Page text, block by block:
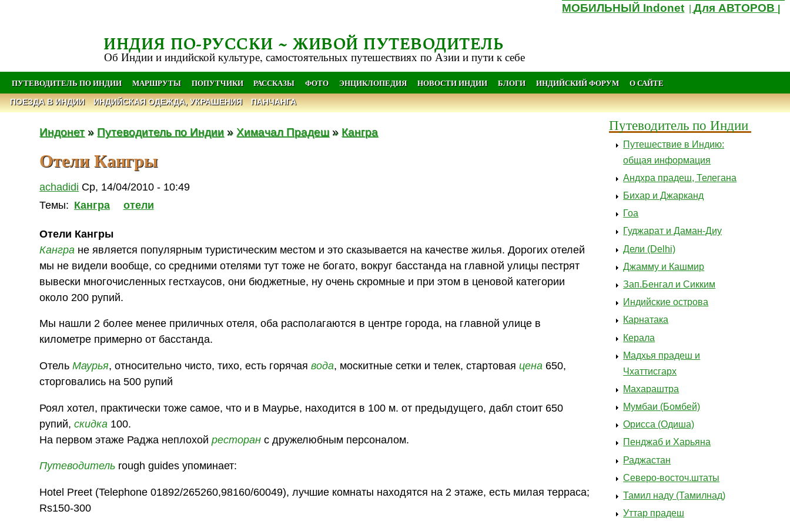
МОБИЛЬНЫЙ Indonet |Для АВТОРОВ
ИНДИЯ ПО-РУССКИ ~ ЖИВОЙ ПУТЕВОДИТЕЛЬ
Об Индии и индийской культуре, самостоятельных путешествиях по Азии и пути к себе
ПУТЕВОДИТЕЛЬ ПО ИНДИИ МАРШРУТЫ ПОПУТЧИКИ РАССКАЗЫ ФОТО ЭНЦИКЛОПЕДИЯ НОВОСТИ ИНДИИ БЛОГИ ИНДИЙСКИЙ ФОРУМ О САЙТЕ
ПОЕЗДА В ИНДИИ ИНДИЙСКАЯ ОДЕЖДА, УКРАШЕНИЯ ПАНЧАНГА
Индонет» Путеводитель по Индии » Химачал Прадеш » Кангра
Отели Кангры
achadidi Ср, 14/04/2010 - 10:49
Темы: Кангра отели
Отели Кангры
Кангра не является популярным туристическим местом и это сказывается на качестве жилья. Дорогих отелей
мы не видели вообще, со средними отелями тут тоже не богато, вокруг басстанда на главной улицы пестрят
вывески многочисленных гестхаусов, они бюджетные, ну очень скромные и при этом в ценовой категории
около 200 рупий.
Мы нашли 2 более менее приличных отеля, оба располагаются в центре города, на главной улице в
километре примерно от басстанда.
ОтельМаурья, относительно чисто, тихо, есть горячаявода, москитные сетки и телек, стартоваяцена 650,
сторговались на 500 рупий
Роял хотел, практически тоже самое, что и в Маурье, находится в 100 м. от предыдущего, дабл стоит 650
рупий,скидка 100.
На первом этаже Раджа неплохойресторан с дружелюбным персоналом.
Путеводитель rough guides упоминает:
Hotel Preet (Telephone 01892/265260,98160/60049), лучшие комнаты находятся на 2 этаже, есть милая терраса;
Rs150-300
Путеводитель по Индии
Путешествие в Индию:
общая информация
Андхра прадеш, Телегана
Бихар и Джарканд
Гоа
Гуджарат и Даман-Диу
Дели (Delhi)
Джамму и Кашмир
Зап.Бенгал и Сикким
Индийские острова
Карнатака
Керала
Мадхья прадеш и
Чхаттисгарх
Махараштра
Мумбаи (Бомбей)
Орисса (Одиша)
Пенджаб и Харьяна
Раджастан
Северо-восточ.штаты
Тамил наду (Тамилнад)
Уттар прадеш